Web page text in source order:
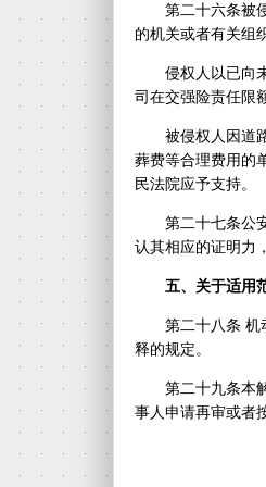
第二十六条被
的机关或者有关组
侵权人以已向
司在交强险责任限
被侵权人因道
葬费等合理费用的
民法院应予支持。
第二十七条公
认其相应的证明力
五、关于适用
第二十八条 机
释的规定。
第二十九条本
事人申请再审或者